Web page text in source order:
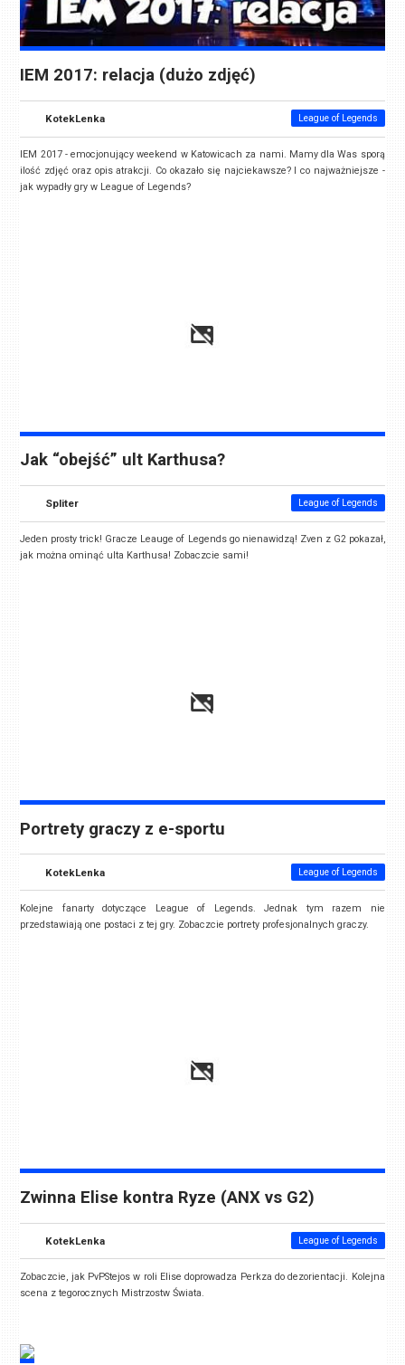
IEM 2017: relacja (dużo zdjęć)
KotekLenka League of Legends
IEM 2017 - emocjonujący weekend w Katowicach za nami. Mamy dla Was sporą
ilość zdjęć oraz opis atrakcji. Co okazało się najciekawsze? I co najważniejsze -
jak wypadły gry w League of Legends?
Jak “obejść” ult Karthusa?
Spliter League of Legends
Jeden prosty trick! Gracze Leauge of Legends go nienawidzą! Zven z G2 pokazał,
jak można ominąć ulta Karthusa! Zobaczcie sami!
Portrety graczy z e-sportu
KotekLenka League of Legends
Kolejne fanarty dotyczące League of Legends. Jednak tym razem nie
przedstawiają one postaci z tej gry. Zobaczcie portrety profesjonalnych graczy.
Zwinna Elise kontra Ryze (ANX vs G2)
KotekLenka League of Legends
Zobaczcie, jak PvPStejos w roli Elise doprowadza Perkza do dezorientacji. Kolejna
scena z tegorocznych Mistrzostw Świata.